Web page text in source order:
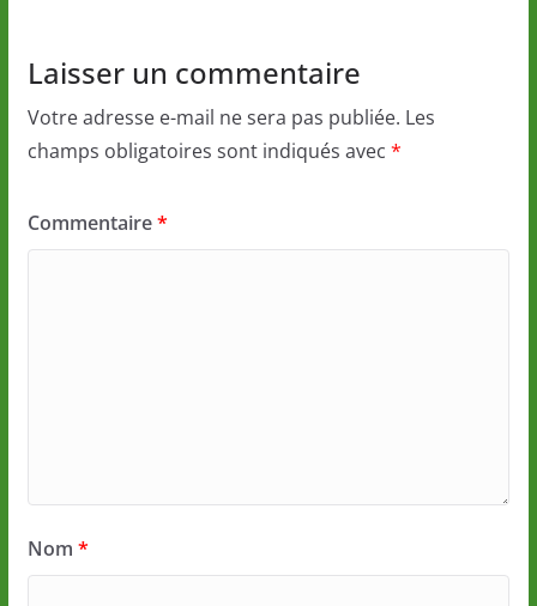
Laisser un commentaire
Votre adresse e-mail ne sera pas publiée. Les
champs obligatoires sont indiqués avec *
Commentaire*
Nom *